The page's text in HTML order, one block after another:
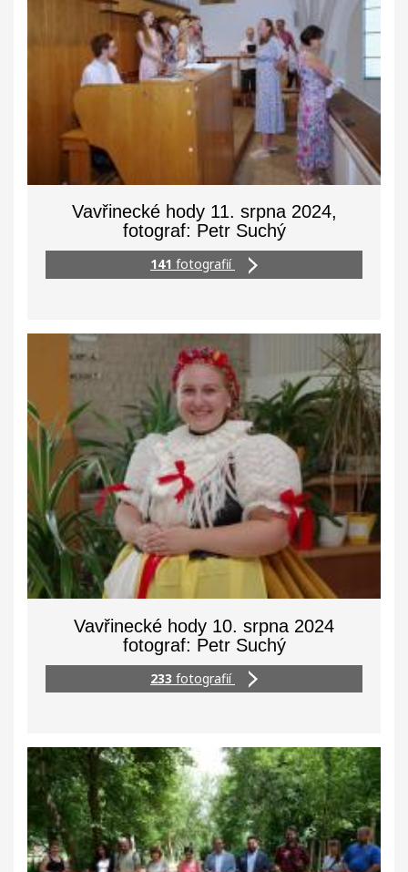
Vavřinecké hody 11. srpna 2024,
fotograf: Petr Suchý
141 fotografií
Vavřinecké hody 10. srpna 2024
fotograf: Petr Suchý
233 fotografií